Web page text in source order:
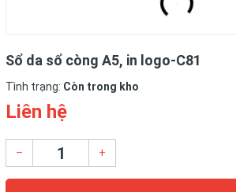
Sổ da sổ còng A5, in logo-C81
Tình trạng: Còn trong kho
Liên hệ
– +